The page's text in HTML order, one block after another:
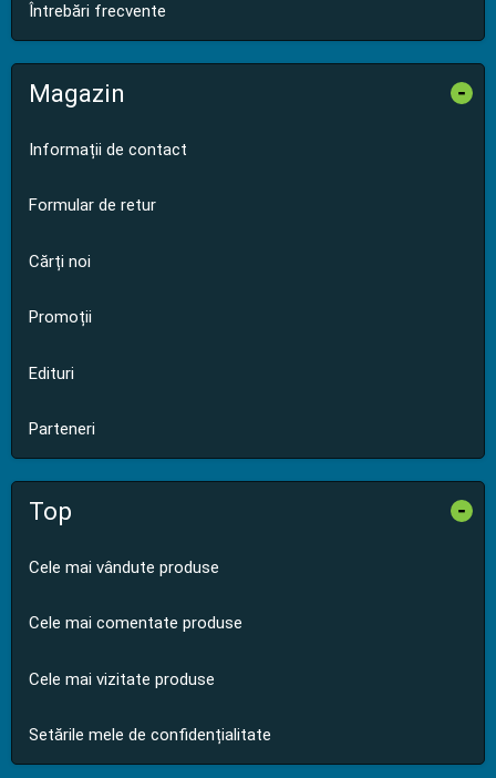
Întrebări frecvente
Magazin -
Informații de contact
Formular de retur
Cărți noi
Promoții
Edituri
Parteneri
Top -
Cele mai vândute produse
Cele mai comentate produse
Cele mai vizitate produse
Setările mele de confidențialitate